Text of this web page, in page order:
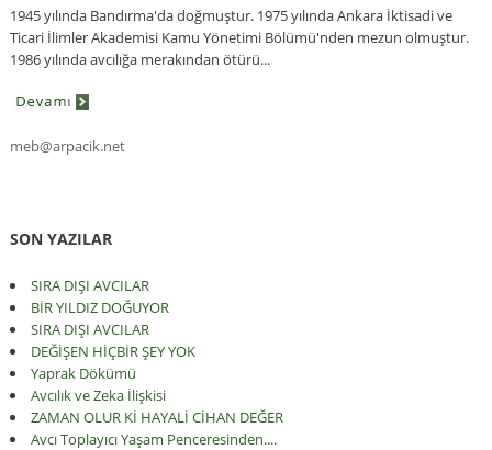
1945 yılında Bandırma'da doğmuştur. 1975 yılında Ankara İktisadi ve
Ticari İlimler Akademisi Kamu Yönetimi Bölümü'nden mezun olmuştur.
1986 yılında avcılığa merakından ötürü...
meb@arpacik.net
SON YAZILAR
SIRA DIŞI AVCILAR
BİR YILDIZ DOĞUYOR
SIRA DIŞI AVCILAR
DEĞİŞEN HİÇBİR ŞEY YOK
Yaprak Dökümü
Avcılık ve Zeka İlişkisi
ZAMAN OLUR Kİ HAYALİ CİHAN DEĞER
Avcı Toplayıcı Yaşam Penceresinden....